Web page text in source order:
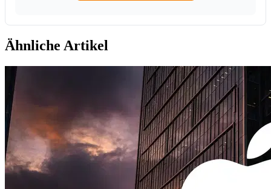
Ähnliche Artikel